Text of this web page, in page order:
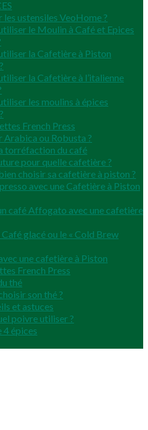
ustensiles VeoHome ?
le Moulin à Café et Epices
la Cafetière à Piston
la Cafetière à l’italienne
les moulins à épices
French Press
Arabica ou Robusta ?
torréfaction du café
pour quelle cafetière ?
choisir sa cafetière à piston ?
avec une Cafetière à Piston
café Affogato avec une cafetière
glacé ou le « Cold Brew
une cafetière à Piston
French Press
thé
son thé ?
et astuces
poivre utiliser ?
4 épices